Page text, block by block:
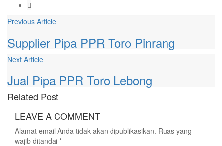
Previous Article
Supplier Pipa PPR Toro Pinrang
Next Article
Jual Pipa PPR Toro Lebong
Related Post
LEAVE A COMMENT
Alamat email Anda tidak akan dipublikasikan. Ruas yang
wajib ditandai *